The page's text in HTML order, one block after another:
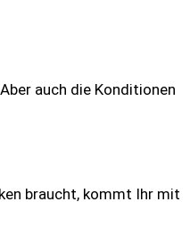
auch die Konditionen
braucht, kommt Ihr mit